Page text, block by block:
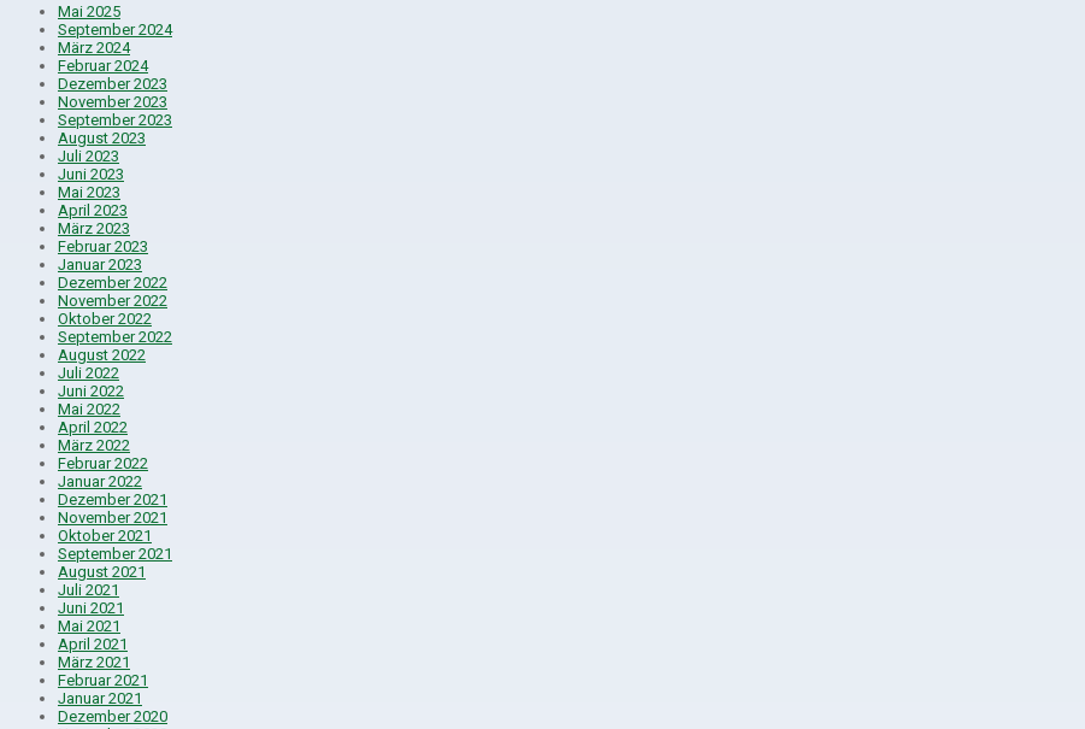
Mai 2025
September 2024
März 2024
Februar 2024
Dezember 2023
November 2023
September 2023
August 2023
Juli 2023
Juni 2023
Mai 2023
April 2023
März 2023
Februar 2023
Januar 2023
Dezember 2022
November 2022
Oktober 2022
September 2022
August 2022
Juli 2022
Juni 2022
Mai 2022
April 2022
März 2022
Februar 2022
Januar 2022
Dezember 2021
November 2021
Oktober 2021
September 2021
August 2021
Juli 2021
Juni 2021
Mai 2021
April 2021
März 2021
Februar 2021
Januar 2021
Dezember 2020